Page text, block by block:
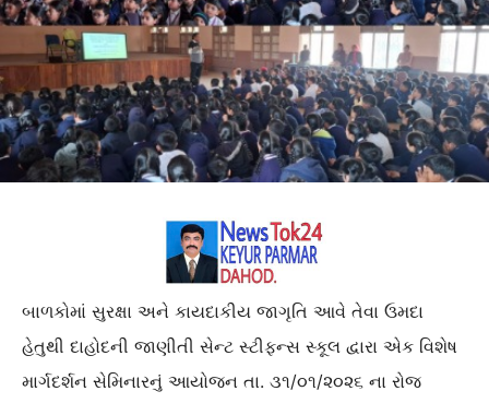
બાળકોમાં સુરક્ષા અને કાયદાકીય જાગૃતિ આવે તેવા ઉમદા
હેતુથી દાહોદની જાણીતી સેન્ટ સ્ટીફન્સ સ્કૂલ દ્વારા એક વિશેષ
માર્ગદર્શન સેમિનારનું આયોજન તા. ૩૧/૦૧/૨૦૨૬ ના રોજ